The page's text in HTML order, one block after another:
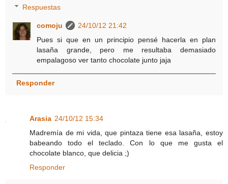
Respuestas
comoju
24/10/12 21:42
Pues si que en un principio pensé hacerla en plan
lasaña grande, pero me resultaba demasiado
empalagoso ver tanto chocolate junto jaja
Responder
Arasia 24/10/12 15:34
Madremía de mi vida, que pintaza tiene esa lasaña, estoy
babeando todo el teclado. Con lo que me gusta el
chocolate blanco, que delicia ;)
Responder